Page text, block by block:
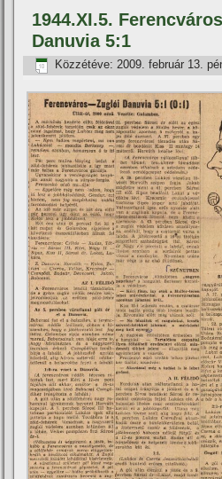
1944.XI.5.
Danuvia 5:1
Közzétéve: 2009. február 13.